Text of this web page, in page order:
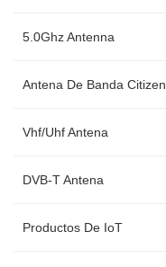
5.0Ghz Antenna
Antena De Banda Citizen
Vhf/Uhf Antena
DVB-T Antena
Productos De IoT